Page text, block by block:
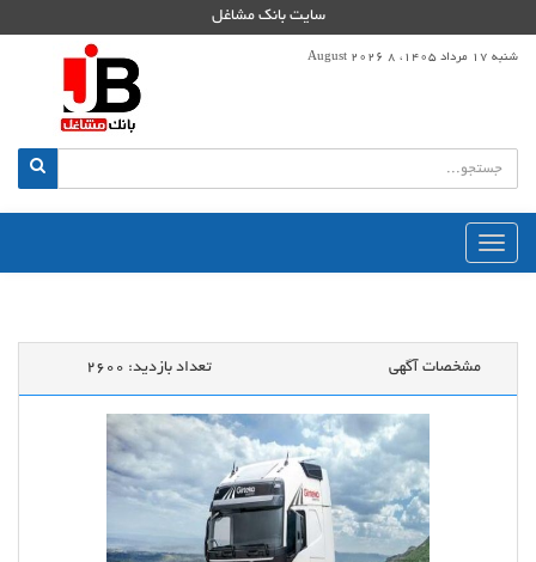
سایت بانک مشاغل
شنبه 17 مرداد 1405، 8 August 2026
منوی
اصلی
مشخصات آگهی تعداد بازدید: